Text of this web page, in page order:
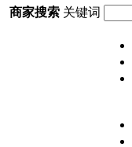
商家搜索 关键词